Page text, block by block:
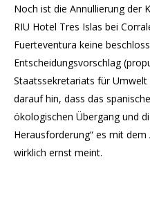
Noch ist die Annullierung der
RIU Hotel Tres Islas bei
Fuerteventura keine
Entscheidungsvorschlag
Staatssekretariats für
darauf hin, dass das
ökologischen Übergang und
Herausforderung“ es mit
wirklich ernst meint.